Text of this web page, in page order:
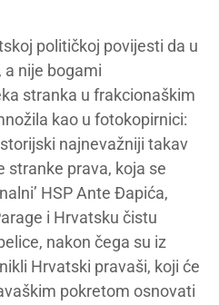
političkoj povijesti da u
nije bogami
stranka u frakcionaškim
kao u fotokopirnici:
najnevažniji takav
stranke prava, koja se
HSP Ante Đapića,
i Hrvatsku čistu
nakon čega su iz
Hrvatski pravaši, koji će
pokretom osnovati